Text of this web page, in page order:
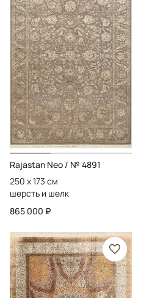
Rajastan Neo / № 4891
250 x 173 см
шерсть и шелк
865 000 ₽